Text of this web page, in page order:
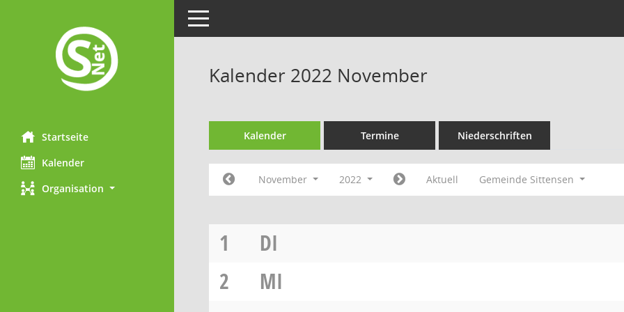
Startseite
Kalender
Organisation
Toggle navigation
Kalender 2022 November
Kalender Termine Niederschriften
November 2022 Aktuell Gemeinde Sittensen
1
DI
2
MI